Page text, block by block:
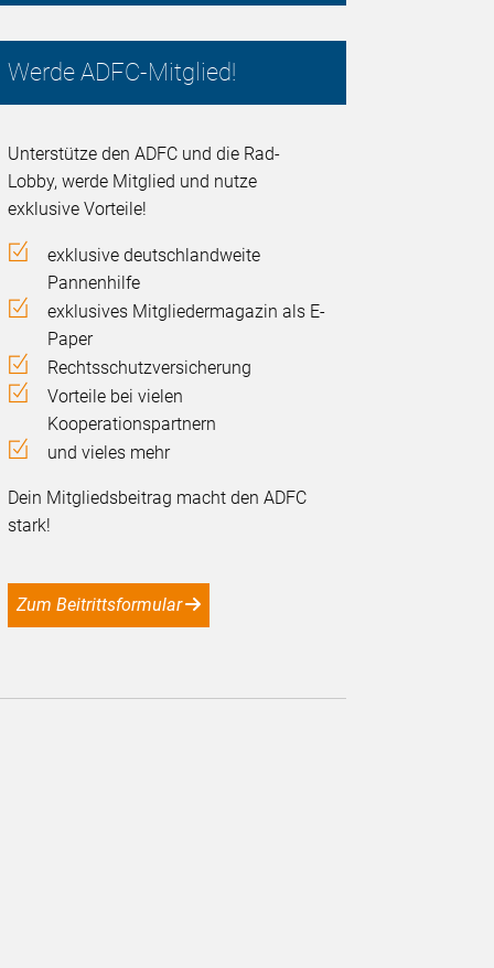
Werde ADFC-Mitglied!
Unterstütze den ADFC und die Rad-
Lobby, werde Mitglied und nutze
exklusive Vorteile!
exklusive deutschlandweite
Pannenhilfe
exklusives Mitgliedermagazin als E-
Paper
Rechtsschutzversicherung
Vorteile bei vielen
Kooperationspartnern
und vieles mehr
Dein Mitgliedsbeitrag macht den ADFC
stark!
Zum Beitrittsformular